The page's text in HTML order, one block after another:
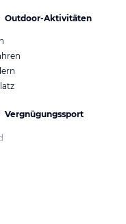
Outdoor-Aktivitäten
Vergnügungssport